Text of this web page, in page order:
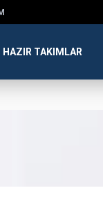
HAZIR TAKIMLAR